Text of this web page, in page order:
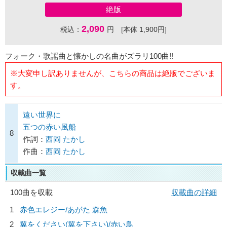
絶版
税込： 2,090 円 [本体 1,900円]
フォーク・歌謡曲と懐かしの名曲がズラリ100曲!!
※大変申し訳ありませんが、こちらの商品は絶版でございま
す。
8
遠い世界に
五つの赤い風船
作詞： 西岡 たかし
作曲： 西岡 たかし
収載曲一覧
100曲を収載
収載曲の詳細
1
赤色エレジー/あがた 森魚
2
翼をください(翼を下さい)/赤い鳥